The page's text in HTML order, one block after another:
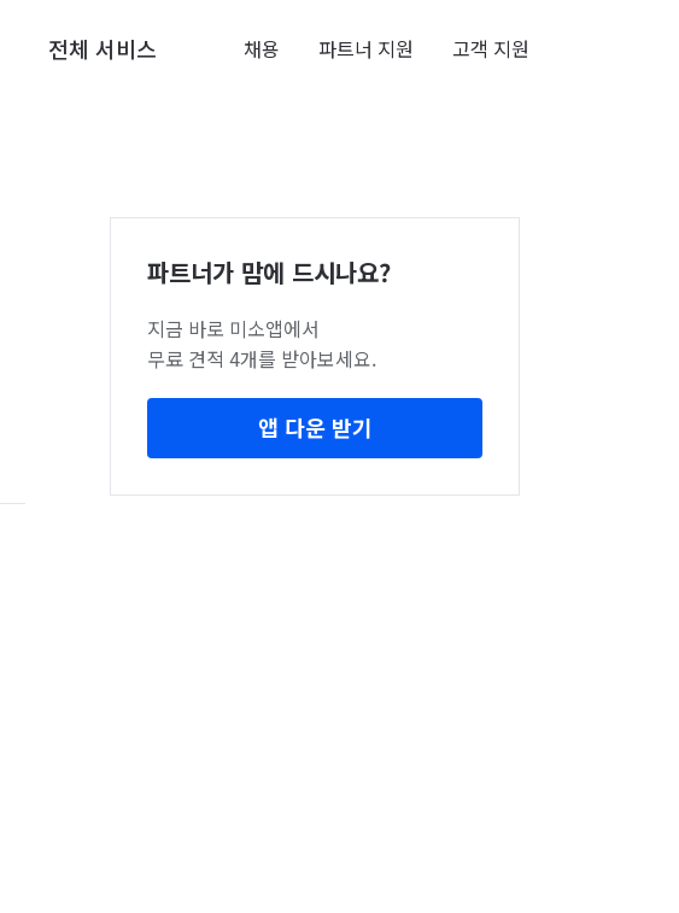
전체 서비스 채용 파트너 지원 고객 지원
파트너가 맘에 드시나요?
지금 바로 미소앱에서
무료 견적 4개를 받아보세요.
앱 다운 받기